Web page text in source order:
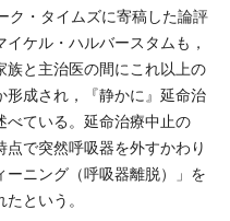
ク・タイムズに寄稿した論評
ケル・ハルバースタムも，
族と主治医の間にこれ以上の
形成され，『静かに』延命治
べている。延命治療中止の
点で突然呼吸器を外すかわり
ーニング（呼吸器離脱）」を
という。